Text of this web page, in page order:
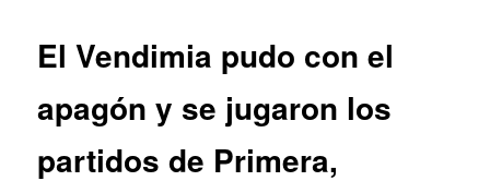
El Vendimia pudo con el
apagón y se jugaron los
partidos de Primera,